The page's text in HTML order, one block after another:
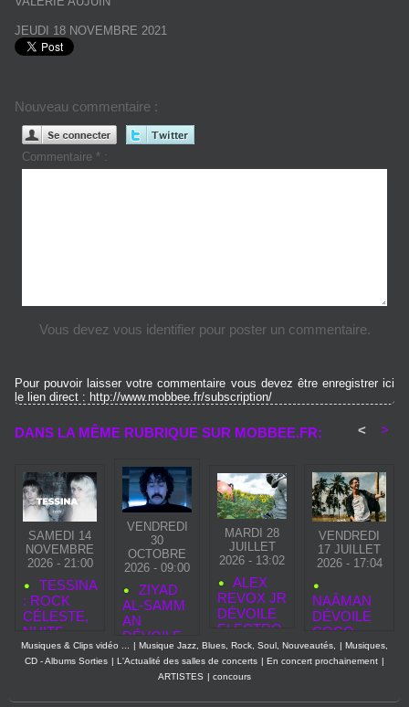
JEUDI 18 NOVEMBRE 2021
Nouveau commentaire :
Commentaire * :
Vous devez vous identifier pour poster un commentaire.
Pour pouvoir laisser votre commentaire vous devez être enregistrer ici
le lien direct : http://www.mobbee.fr/subscription/
DANS LA MÊME RUBRIQUE SUR MOBBEE.FR: < >
SAMEDI 14
NOVEMBRE
2026 - 21:00
TESSINA
: ROCK
CÉLESTE,
NUITS
SUSPEND
UES ET
VENDREDI
30
OCTOBRE
2026 - 09:00
ZIYAD
AL‑SAMM
AN
DÉVOILE
«
SECOND
TOUCH »,
NOUVEAU
MARDI 28
JUILLET
2026 - 13:02
ALEX
REVOX JR
DÉVOILE
ELECTRO
GLAM
PART 1,
UN
VENDREDI
17 JUILLET
2026 - 17:04
NAÂMAN
DÉVOILE
COCO
WATA, UNE
CHANSON
Musiques & Clips vidéo ... | Musique Jazz, Blues, Rock, Soul, Nouveautés, | Musiques,
CD - Albums Sorties | L'Actualité des salles de concerts | En concert prochainement |
ARTISTES | concours